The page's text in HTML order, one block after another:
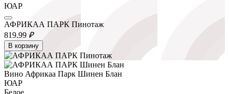
ЮАР
АФРИКАА ПАРК Пинотаж
819.99 ₽
В корзину
Вино Африкаа Парк Шинен Блан
ЮАР
Белое